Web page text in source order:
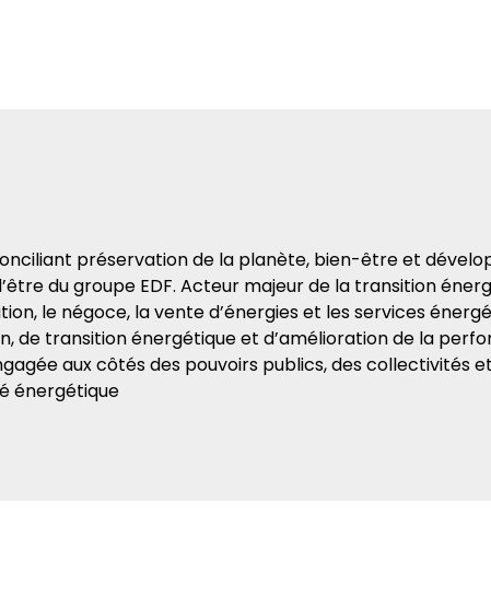
préservation de la planète, bien-être et
du groupe EDF. Acteur majeur de la transition
le négoce, la vente d’énergies et les services
de transition énergétique et d’amélioration de la
aux côtés des pouvoirs publics, des collectivités
énergétique